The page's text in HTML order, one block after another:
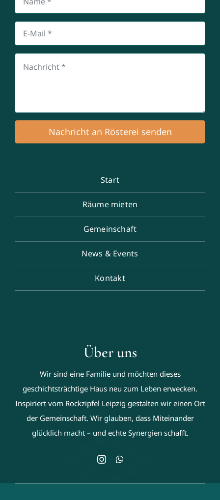
Nachricht an Rösterei senden
Start
Räume mieten
Gemeinschaft
News & Events
Kontakt
Über uns
Wir sind eine Familie und möchten dieses
geschichtsträchtige Haus neu zum Leben erwecken.
Inspiriert vom Rockzipfel Leipzig gestalten wir einen Ort
der Gemeinschaft. Wir glauben, dass Miteinander
glücklich macht – und echte Synergien schafft.